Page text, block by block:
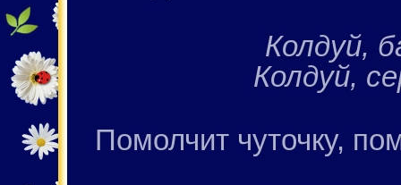
Колдуй,
Колдуй,
Помолчит чуточку,